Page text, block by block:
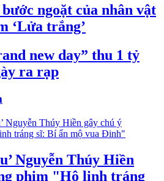
ngoặt của nhân vật
‘Lửa trắng’
new day” thu 1 tỷ
ra rạp
Nguyễn Thúy Hiền
phim "Hộ linh tráng